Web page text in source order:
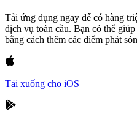
Tải ứng dụng ngay để có hàng
dịch vụ toàn cầu. Bạn có thể
bằng cách thêm các điểm phát
Tải xuống cho iOS